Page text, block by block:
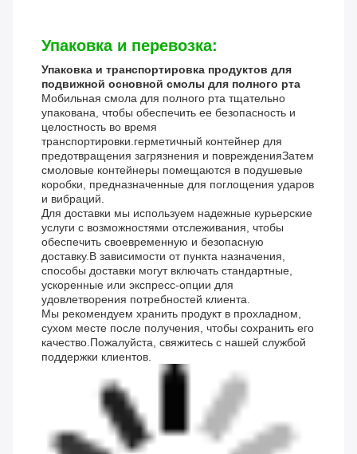
Упаковка и перевозка:
Упаковка и транспортировка продуктов для
подвижной основной смолы для полного рта
Мобильная смола для полного рта тщательно
упакована, чтобы обеспечить ее безопасность и
целостность во время
транспортировки.герметичный контейнер для
предотвращения загрязнения и поврежденияЗатем
смоловые контейнеры помещаются в подушевые
коробки, предназначенные для поглощения ударов
и вибраций.
Для доставки мы используем надежные курьерские
услуги с возможностями отслеживания, чтобы
обеспечить своевременную и безопасную
доставку.В зависимости от пункта назначения,
способы доставки могут включать стандартные,
ускоренные или экспресс-опции для
удовлетворения потребностей клиента.
Мы рекомендуем хранить продукт в прохладном,
сухом месте после получения, чтобы сохранить его
качество.Пожалуйста, свяжитесь с нашей службой
поддержки клиентов.